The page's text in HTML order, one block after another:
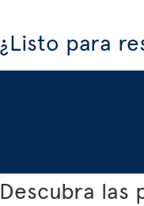
¿Listo para
Descubra las